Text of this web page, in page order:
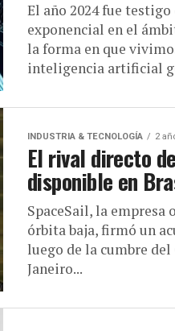
El año 2024 fue
exponencial en el
la forma en que
inteligencia artificial
INDUSTRIA & TECNOLOGÍA 2
El rival directo
disponible en
SpaceSail, la
órbita baja, firmó un
luego de la cumbre del
Janeiro...